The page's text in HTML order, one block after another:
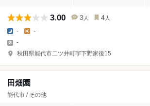
3.00 3 人 4 人
- -
-
秋田県能代市二ツ井町字下野家後15
田畑園
能代市 / その他